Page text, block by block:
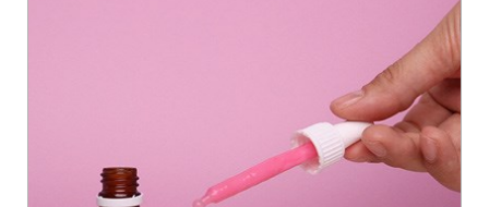
løsninger til specifikke hududfordringer, som tørhed,
irritation og uren hud. Ved at kombinere traditionel
viden med moderne videnskab sikrer Australian
Bodycare, at hver behandling er både sikker og effektiv